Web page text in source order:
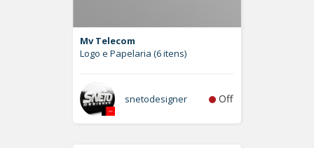
Mv Telecom
Logo e Papelaria (6 itens)
snetodesigner Off